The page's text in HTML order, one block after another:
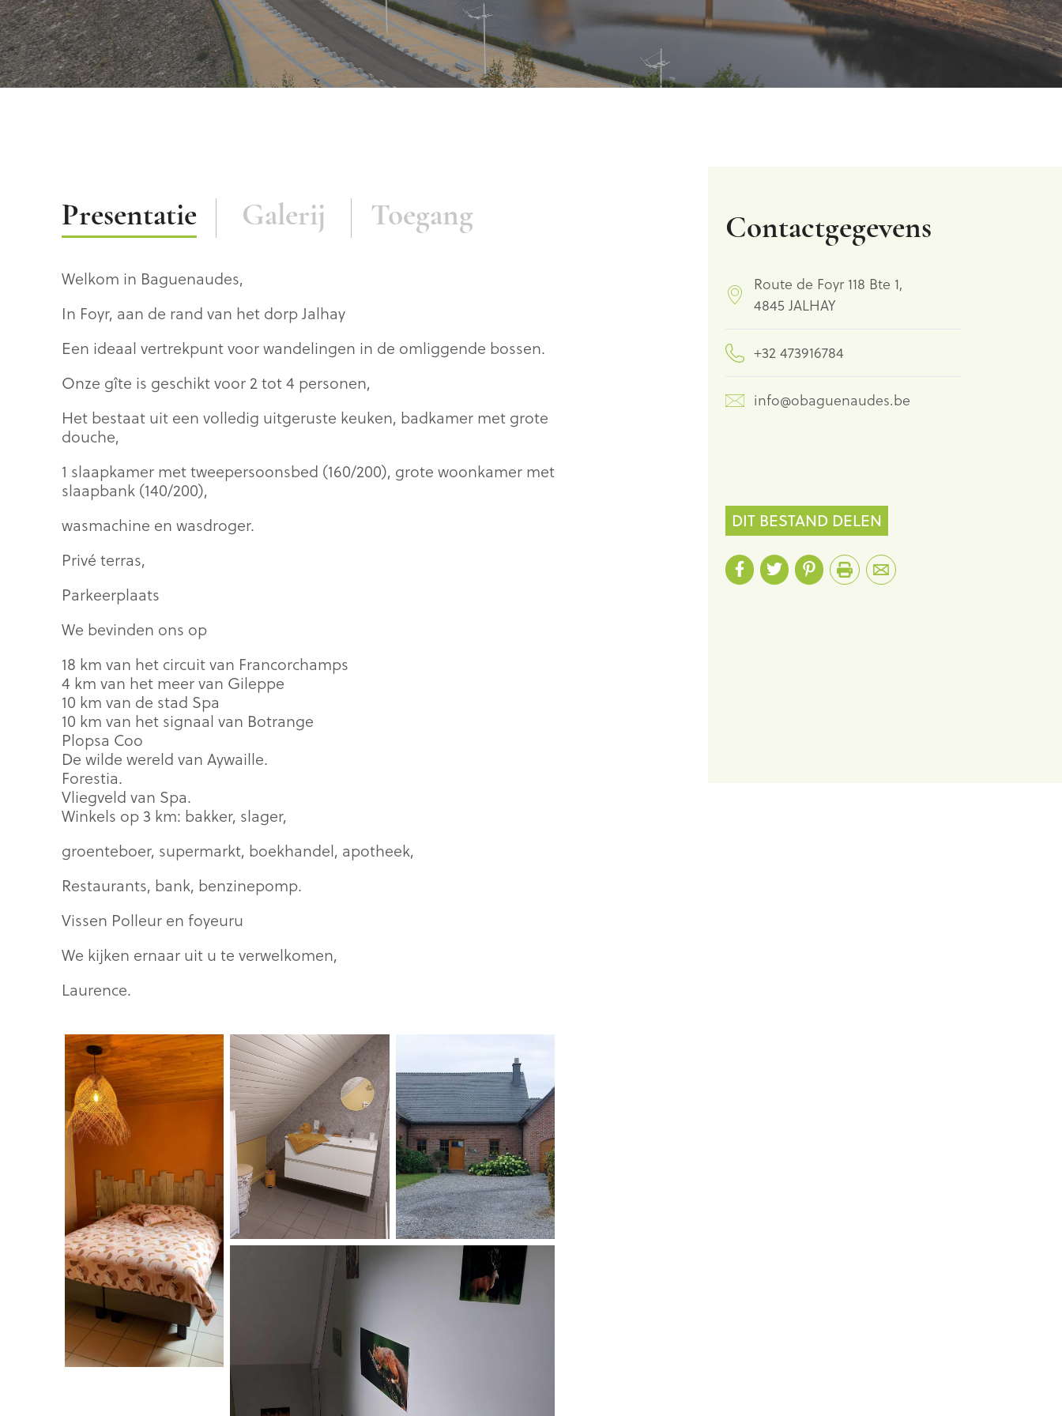
Presentatie Galerij Toegang
Welkom in Baguenaudes,
In Foyr, aan de rand van het dorp Jalhay
Een ideaal vertrekpunt voor wandelingen in de omliggende bossen.
Onze gîte is geschikt voor 2 tot 4 personen,
Het bestaat uit een volledig uitgeruste keuken, badkamer met grote
douche,
1 slaapkamer met tweepersoonsbed (160/200), grote woonkamer met
slaapbank (140/200),
wasmachine en wasdroger.
Privé terras,
Parkeerplaats
We bevinden ons op
18 km van het circuit van Francorchamps
4 km van het meer van Gileppe
10 km van de stad Spa
10 km van het signaal van Botrange
Plopsa Coo
De wilde wereld van Aywaille.
Forestia.
Vliegveld van Spa.
Winkels op 3 km: bakker, slager,
groenteboer, supermarkt, boekhandel, apotheek,
Restaurants, bank, benzinepomp.
Vissen Polleur en foyeuru
We kijken ernaar uit u te verwelkomen,
Laurence.
Contactgegevens
Route de Foyr 118 Bte 1,
4845 JALHAY
+32 473916784
info@obaguenaudes.be
DIT BESTAND DELEN